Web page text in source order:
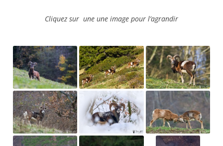
Cliquez sur une une image pour l’agrandir